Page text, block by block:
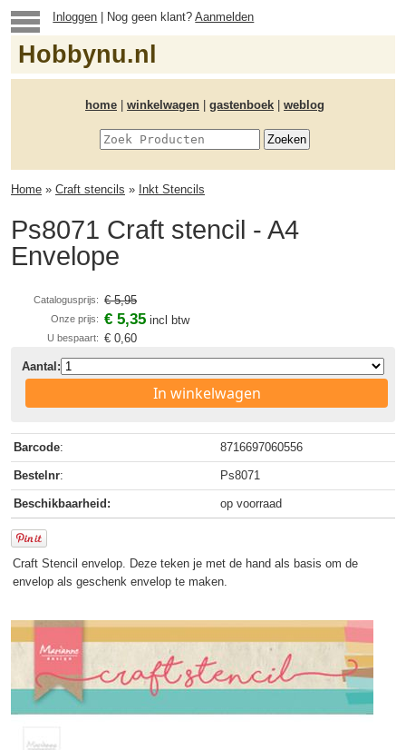
Inloggen | Nog geen klant?Aanmelden
Hobbynu.nl
home winkelwagen gastenboek weblog
Home » Craft stencils » Inkt Stencils
Ps8071 Craft stencil - A4
Envelope
Catalogusprijs: € 5,95
Onze prijs: € 5,35 incl btw
U bespaart: € 0,60
Aantal:
In winkelwagen
Barcode: 8716697060556
Bestelnr: Ps8071
Beschikbaarheid: op voorraad
Craft Stencil envelop. Deze teken je met de hand als basis om de
envelop als geschenk envelop te maken.